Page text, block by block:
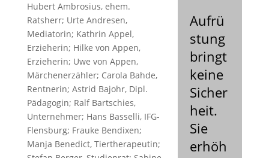
Aufrü
stung
bringt
keine
Sicher
heit.
Sie
erhöh
Hubert Ambrosius, ehem.
Ratsherr; Urte Andresen,
Mediatorin; Kathrin Appel,
Erzieherin; Hilke von Appen,
Erzieherin; Uwe von Appen,
Märchenerzähler; Carola Bahde,
Rentnerin; Astrid Bajohr, Dipl.
Pädagogin; Ralf Bartschies,
Unternehmer; Hans Basselli, IFG-
Flensburg; Frauke Bendixen;
Manja Benedict, Tiertherapeutin;